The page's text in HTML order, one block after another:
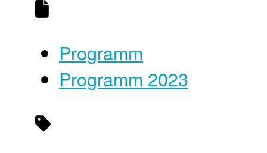
Programm
Programm 2023